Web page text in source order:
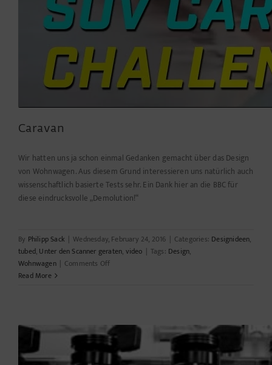
Caravan
Wir hatten uns ja schon einmal Gedanken gemacht über das Design
von Wohnwagen. Aus diesem Grund interessieren uns natürlich auch
wissenschaftlich basierte Tests sehr. Ein Dank hier an die BBC für
diese eindrucksvolle „Demolution!“
By Philipp Sack | Wednesday, February 24, 2016 | Categories: Designideen,
tubed, Unter den Scanner geraten, video | Tags: Design,
Wohnwagen | Comments Offon
Read More